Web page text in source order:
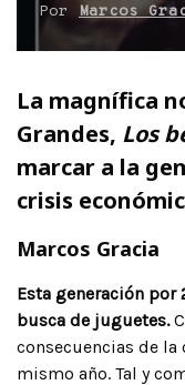
Por Marcos
La magnífica
Grandes, Los
marcar a la
crisis
Marcos Gracia
Esta generación por
busca de juguetes.
consecuencias de
mismo año. Tal y